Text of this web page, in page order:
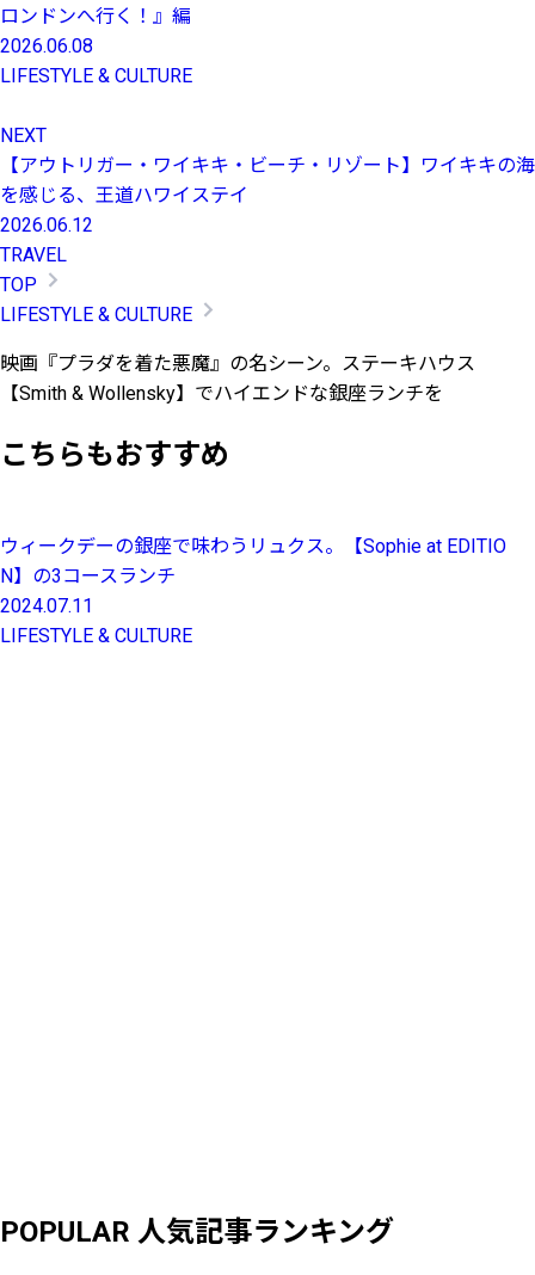
ロンドンへ行く！』編
2026.06.08
LIFESTYLE & CULTURE
NEXT
【アウトリガー・ワイキキ・ビーチ・リゾート】ワイキキの海
を感じる、王道ハワイステイ
2026.06.12
TRAVEL
TOP
LIFESTYLE & CULTURE
映画『プラダを着た悪魔』の名シーン。ステーキハウス
【Smith & Wollensky】でハイエンドな銀座ランチを
こちらもおすすめ
ウィークデーの銀座で味わうリュクス。【Sophie at EDITIO
N】の3コースランチ
2024.07.11
LIFESTYLE & CULTURE
POPULAR 人気記事ランキング